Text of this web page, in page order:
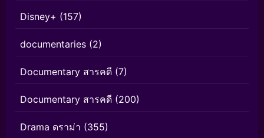
Disney+ (157)
documentaries (2)
Documentary สารคดี (7)
Documentary สารคดี (200)
Drama ดราม่า (355)